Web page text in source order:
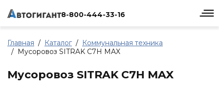
8-800-444-33-16
Главная Каталог
Коммунальная техника
Мусоровоз SITRAK C7H MAX
Мусоровоз SITRAK C7H MAX